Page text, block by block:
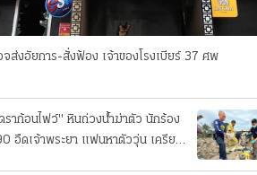
จส่งอัยการ-สั่งฟ้อง เจ้าของโรงเบียร์ 37 ศพ
ราก้อนไฟว์" หินถ่วงน้ำฆ่าตัว นักร้อง
อืดเจ้าพระยา แฟนหาตัววุ่น เครียด